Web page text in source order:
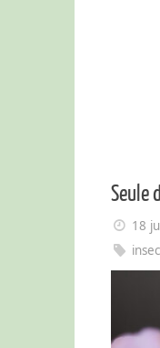
Seule
18